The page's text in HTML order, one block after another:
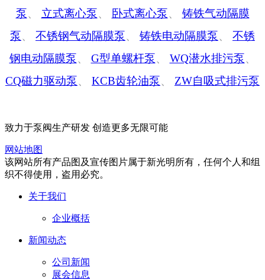
泵、 立式离心泵、 卧式离心泵、 铸铁气动隔膜
泵、 不锈钢气动隔膜泵、 铸铁电动隔膜泵、 不锈
钢电动隔膜泵、 G型单螺杆泵、 WQ潜水排污泵、
CQ磁力驱动泵、 KCB齿轮油泵、 ZW自吸式排污泵
致力于泵阀生产研发 创造更多无限可能
网站地图
该网站所有产品图及宣传图片属于新光明所有，任何个人和组
织不得使用，盗用必究。
关于我们
企业概括
新闻动态
公司新闻
展会信息